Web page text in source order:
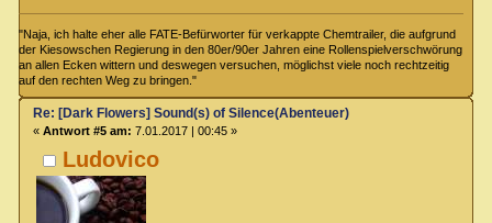
"Naja, ich halte eher alle FATE-Befürworter für verkappte Chemtrailer, die aufgrund
der Kiesowschen Regierung in den 80er/90er Jahren eine Rollenspielverschwörung
an allen Ecken wittern und deswegen versuchen, möglichst viele noch rechtzeitig
auf den rechten Weg zu bringen."
Ludovico
Re: [Dark Flowers] Sound(s) of Silence(Abenteuer)
« Antwort #5 am: 7.01.2017 | 00:45 »